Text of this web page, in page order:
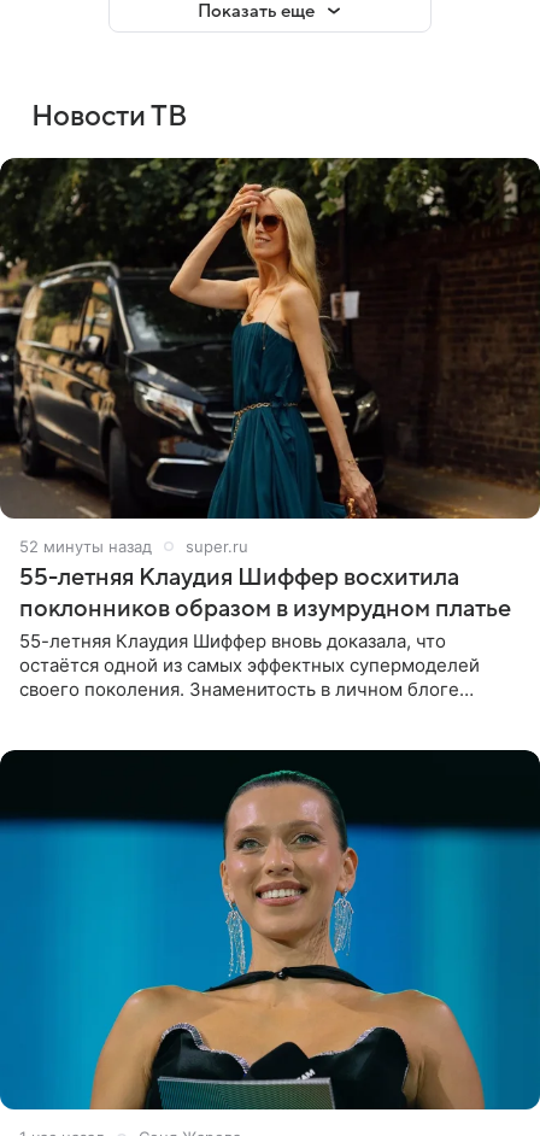
Показать еще
Новости ТВ
52 минуты назад super.ru
55-летняя Клаудия Шиффер восхитила
поклонников образом в изумрудном платье
55-летняя Клаудия Шиффер вновь доказала, что
остаётся одной из самых эффектных супермоделей
своего поколения. Знаменитость в личном блоге